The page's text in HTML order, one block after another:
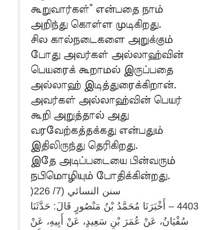
கூறுவார்கள்” என்பதை நாம்
அறிந்து கொள்ள முடிகிறது.
சில கால்நடைகளை அறுக்கும்
போது அவர்கள் அல்லாஹ்வின்
பெயரைக் கூறாமல் இருப்பதை
அல்லாஹ் இடித்துரைக்கிறான்.
அவர்கள் அல்லாஹ்வின் பெயர்
கூறி அறுத்தால் அது
வரவேற்கத்தக்கது என்பதும்
இதிலிருந்து தெரிகிறது.
இதே அடிப்படையை பின்வரும்
நபிமொழியும் போதிக்கின்றது.
سنن النسائي (7/ 226(
4403 – أَخْبَرَنَا مُحَمَّدُ بْنُ مَنْصُورٍ قَالَ: حَدَّثَنَا
سُفْيَانُ، عَنْ عُمَرَ بْنِ سَعِيدٍ، عَنْ أَبِيهِ، عَنْ